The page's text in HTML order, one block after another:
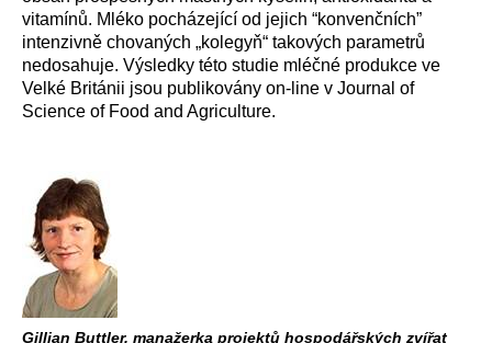
vitamínů. Mléko pocházející od jejich “konvenčních”
intenzivně chovaných „kolegyň“ takových parametrů
nedosahuje. Výsledky této studie mléčné produkce ve
Velké Británii jsou publikovány on-line v Journal of
Science of Food and Agriculture.
Gillian Buttler, manažerka projektů hospodářských zvířat